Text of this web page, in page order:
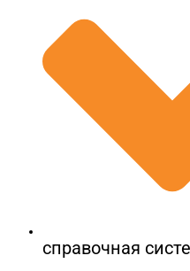
справочная